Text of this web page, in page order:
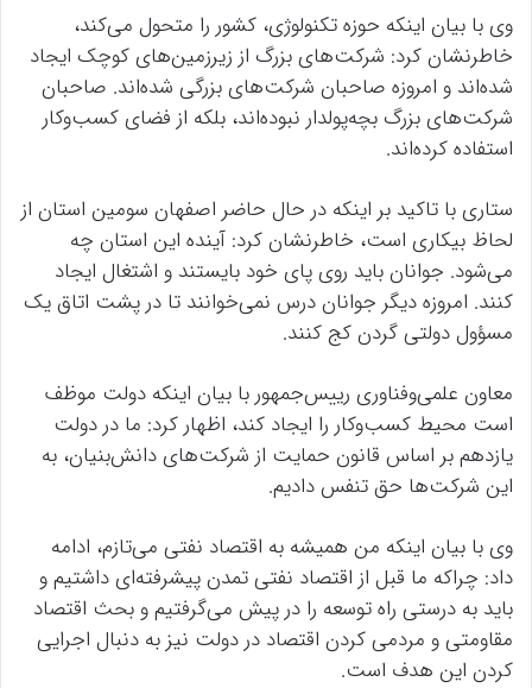
وی با بیان اینکه حوزه تکنولوژی، کشور را متحول می‌کند،
خاطرنشان کرد: شرکت‌های بزرگ از زیرزمین‌های کوچک ایجاد
شده‌اند و امروزه صاحبان شرکت‌های بزرگی شده‌اند. صاحبان
شرکت‌های بزرگ بچه‌پولدار نبوده‌اند، بلکه از فضای کسب‌وکار
استفاده کرده‌اند.
ستاری با تاکید بر اینکه در حال حاضر اصفهان سومین استان از
لحاظ بیکاری است، خاطرنشان کرد: آینده این استان چه
می‌شود. جوانان باید روی پای خود بایستند و اشتغال ایجاد
کنند. امروزه دیگر جوانان درس نمی‌خوانند تا در پشت اتاق یک
مسؤول دولتی گردن کج کنند.
معاون علمی‌وفناوری رییس‌جمهور با بیان اینکه دولت موظف
است محیط کسب‌وکار را ایجاد کند، اظهار کرد: ما در دولت
یازدهم بر اساس قانون حمایت از شرکت‌های دانش‌بنیان، به
این شرکت‌ها حق تنفس دادیم.
وی با بیان اینکه من همیشه به اقتصاد نفتی می‌تازم، ادامه
داد: چراکه ما قبل از اقتصاد نفتی تمدن پیشرفته‌ای داشتیم و
باید به درستی راه توسعه را در پیش می‌گرفتیم و بحث اقتصاد
مقاومتی و مردمی کردن اقتصاد در دولت نیز به دنبال اجرایی
کردن این هدف است.